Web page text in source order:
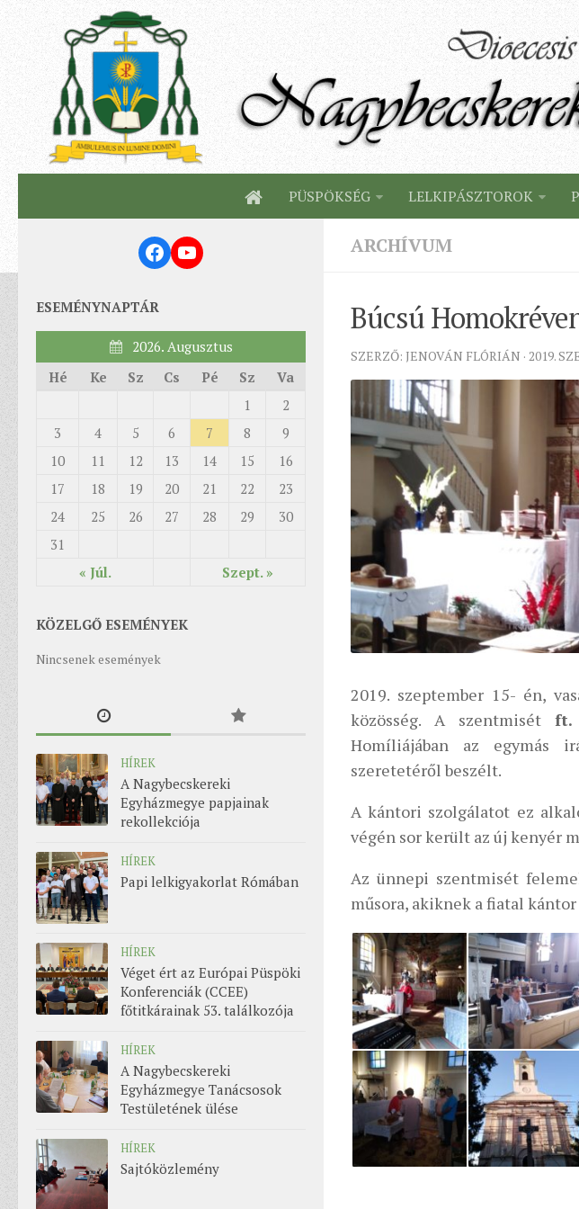
PÜSPÖKSÉG LELKIPÁSZTOROK
ARCHÍVUM
Búcsú
SZERZŐ: JENOVÁN FLÓRIÁN · 2019.
2019. szeptember 15- én,
közösség. A szentmisét ft.
Homíliájában az egymás
szeretetéről beszélt.
A kántori szolgálatot ez
végén sor került az új kenyér
Az ünnepi szentmisét
műsora, akiknek a fiatal
Facebook
YouTube
ESEMÉNYNAPTÁR
2026. Augusztus
Hé
Ke Sz Cs Pé Sz Va
« Júl. Szept. »
1
2
3
4 5 6 7 8
9
10
11 12 13 14 15
16
17
18 19 20 21 22
23
24
25 26 27 28 29
30
31
KÖZELGŐ ESEMÉNYEK
Nincsenek események
HÍREK
A Nagybecskereki
Egyházmegye papjainak
rekollekciója
HÍREK
Papi lelkigyakorlat Rómában
HÍREK
Véget ért az Európai Püspöki
Konferenciák (CCEE)
főtitkárainak 53. találkozója
HÍREK
A Nagybecskereki
Egyházmegye Tanácsosok
Testületének ülése
HÍREK
Sajtóközlemény